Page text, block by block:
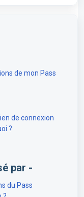
de connexion
?
par -
du Pass